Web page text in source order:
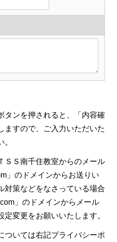
タンを押されると、「内容確
ますので、ご入力いただいた
ＳＳ南千住教室からのメール
」のドメインからお送りい
対策などをなさっている場合
」のドメインからメール
定変更をお願いいたします。
ついては右記プライバシーポ